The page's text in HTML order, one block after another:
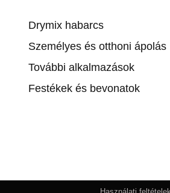
Drymix habarcs
Személyes és otthoni ápolás
További alkalmazások
Festékek és bevonatok